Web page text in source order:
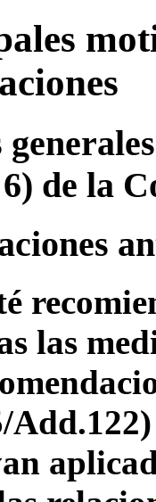
de la
las